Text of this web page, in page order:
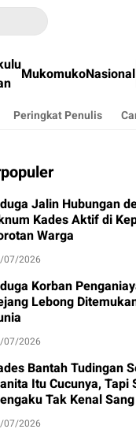
MukomukoNasional
Peringkat Penulis
Jalin Hubungan
Kades Aktif di
Warga
07/2026
Korban
Lebong
07/2026
Bantah Tudingan
Itu Cucunya, Tapi
Tak Kenal
07/2026